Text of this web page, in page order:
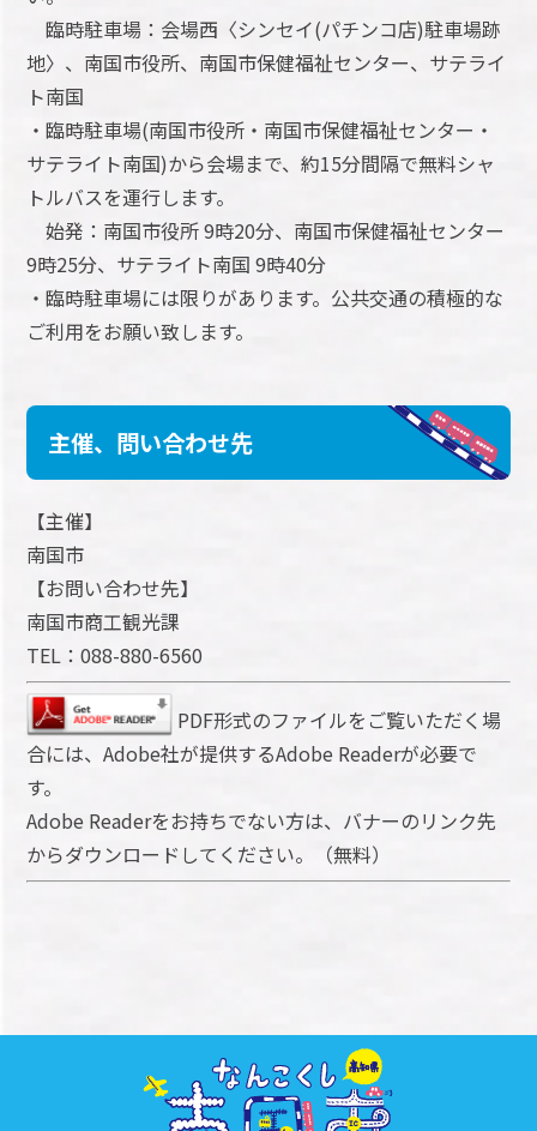
臨時駐車場：会場西〈シンセイ(パチンコ店)駐車場跡
地〉、南国市役所、南国市保健福祉センター、サテライ
ト南国
・臨時駐車場(南国市役所・南国市保健福祉センター・
サテライト南国)から会場まで、約15分間隔で無料シャ
トルバスを運行します。
始発：南国市役所 9時20分、南国市保健福祉センター
9時25分、サテライト南国 9時40分
・臨時駐車場には限りがあります。公共交通の積極的な
ご利用をお願い致します。
主催、問い合わせ先
【主催】
南国市
【お問い合わせ先】
南国市商工観光課
TEL：088-880-6560
PDF形式のファイルをご覧いただく場
合には、Adobe社が提供するAdobe Readerが必要で
す。
Adobe Readerをお持ちでない方は、バナーのリンク先
からダウンロードしてください。（無料）